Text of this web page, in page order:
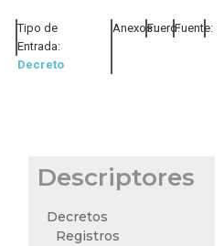
Tipo de
Entrada:
Decreto
Anexos:Fuero:Fuente:
Descriptores
Decretos
Registros